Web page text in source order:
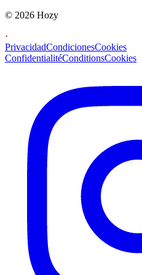
© 2026 Hozy
·
PrivacidadCondicionesCookies
ConfidentialitéConditionsCookies